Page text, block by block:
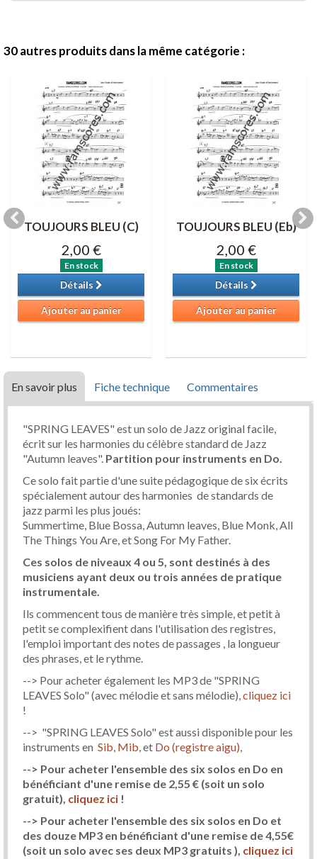
30 autres produits dans la même catégorie :
TOUJOURS BLEU (C)
2,00 €
En stock
Détails
Ajouter au panier
TOUJOURS BLEU (Eb)
2,00 €
En stock
Détails
Ajouter au panier
En savoir plus Fiche technique Commentaires
"SPRING LEAVES" est un solo de Jazz original facile,
écrit sur les harmonies du célèbre standard de Jazz
"Autumn leaves". Partition pour instruments en Do.
Ce solo fait partie d'une suite pédagogique de six écrits
spécialement autour des harmonies de standards de
jazz parmi les plus joués:
Summertime, Blue Bossa, Autumn leaves, Blue Monk, All
The Things You Are, et Song For My Father.
Ces solos de niveaux 4 ou 5, sont destinés à des
musiciens ayant deux ou trois années de pratique
instrumentale.
Ils commencent tous de manière très simple, et petit à
petit se complexifient dans l'utilisation des registres,
l'emploi important des notes de passages , la longueur
des phrases, et le rythme.
--> Pour acheter également les MP3 de "SPRING
LEAVES Solo" (avec mélodie et sans mélodie),cliquez ici
!
--> "SPRING LEAVES Solo" est aussi disponible pour les
instruments en Sib, Mib, et Do (registre aigu),
--> Pour acheter l'ensemble des six solos en Do en
bénéficiant d'une remise de 2,55 € (soit un solo
gratuit), cliquez ici !
--> Pour acheter l'ensemble des six solos en Do et
des douze MP3 en bénéficiant d'une remise de 4,55€
(soit un solo avec ses deux MP3 gratuits ), cliquez ici